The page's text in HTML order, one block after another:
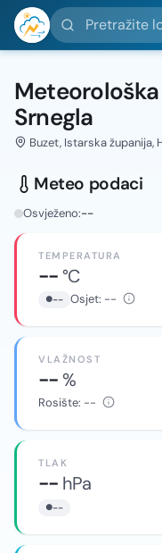
Pretražite lokacije
Srnegla
Buzet, Istarska županija,
Meteo podaci
Osvježeno:--
TEMPERATURA
--°C
-- Osjet: --
VLAŽNOST
--%
Rosište: --
TLAK
-- hPa
--